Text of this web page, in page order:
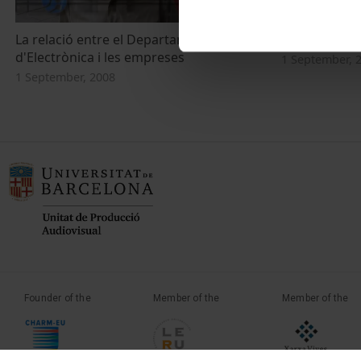
La relació entre el Departament
d'Electrònica i les empreses
1 September, 2008
Founder of the Member of the Member of the